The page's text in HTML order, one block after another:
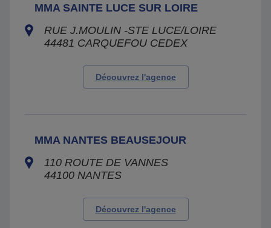
MMA SAINTE LUCE SUR LOIRE
RUE J.MOULIN -STE LUCE/LOIRE
44481 CARQUEFOU CEDEX
Découvrez l'agence
MMA NANTES BEAUSEJOUR
110 ROUTE DE VANNES
44100 NANTES
Découvrez l'agence